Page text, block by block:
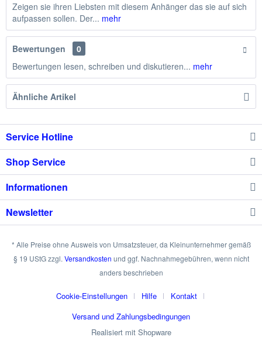
Zeigen sie ihren Liebsten mit diesem Anhänger das sie auf sich
aufpassen sollen. Der... mehr
Bewertungen
0
Bewertungen lesen, schreiben und diskutieren... mehr
Ähnliche Artikel
Service Hotline
Shop Service
Informationen
Newsletter
* Alle Preise ohne Ausweis von Umsatzsteuer, da Kleinunternehmer gemäß
§ 19 UStG zzgl. Versandkosten und ggf. Nachnahmegebühren, wenn nicht
anders beschrieben
Cookie-Einstellungen Hilfe
Kontakt
Versand und Zahlungsbedingungen
Realisiert mit Shopware